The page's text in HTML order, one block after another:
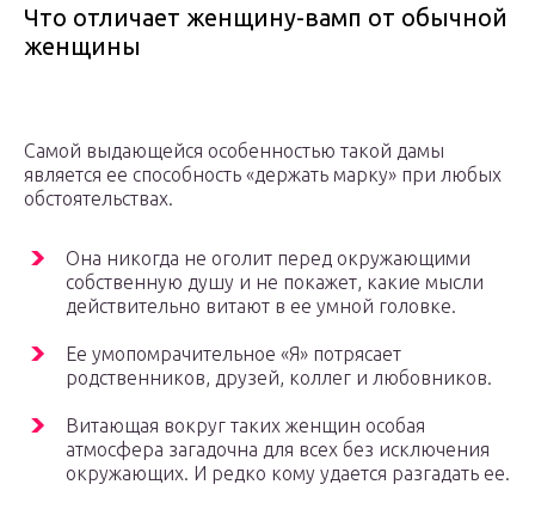
Что отличает женщину-вамп от обычной
женщины
Самой выдающейся особенностью такой дамы
является ее способность «держать марку» при любых
обстоятельствах.
Она никогда не оголит перед окружающими
собственную душу и не покажет, какие мысли
действительно витают в ее умной головке.
Ее умопомрачительное «Я» потрясает
родственников, друзей, коллег и любовников.
Витающая вокруг таких женщин особая
атмосфера загадочна для всех без исключения
окружающих. И редко кому удается разгадать ее.